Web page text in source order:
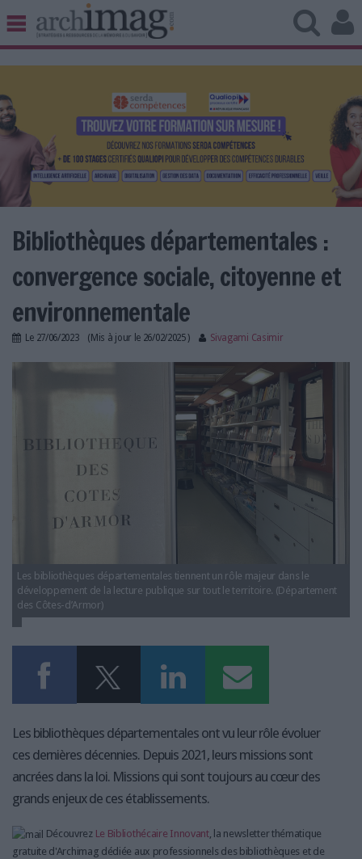
BIBLIOTHÈQUE ÉDITION
UNIVERS DATA
TRAVAIL COLLABORATIF
VIE NUMÉRIQUE
NUMÉRIQUE RESPONSABLE
LES DOSSIERS
LES NEWSLETTERS
LE MAGAZINE
LES SUPPLÉMENTS
Bibliothèques départementales :
convergence sociale, citoyenne et
environnementale
Le 27/06/2023 (Mis à jour le 26/02/2025) Sivagami Casimir
bibliotheque-departementale-evolution-enjeux.jpg
Les bibliothèques départementales tiennent un rôle majeur dans le
développement de la lecture publique sur tout le territoire. (Département
des Côtes-d’Armor)
Les bibliothèques départementales ont vu leur rôle évoluer
ces dernières décennies. Depuis 2021, leurs missions sont
ancrées dans la loi. Missions qui sont toujours au cœur des
grands enjeux de ces établissements.
Découvrez Le Bibliothécaire Innovant, la newsletter thématique
gratuite d'Archimag dédiée aux professionnels des bibliothèques et de